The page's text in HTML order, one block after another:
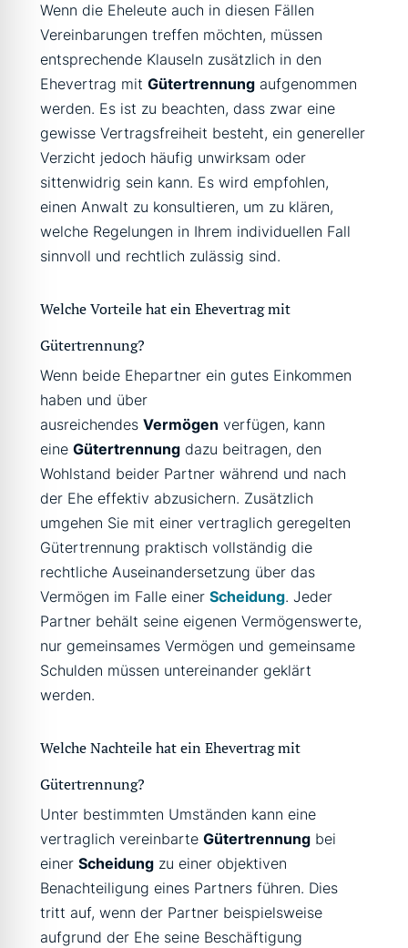
Wenn die Eheleute auch in diesen Fällen
Vereinbarungen treffen möchten, müssen
entsprechende Klauseln zusätzlich in den
Ehevertrag mitGütertrennung aufgenommen
werden. Es ist zu beachten, dass zwar eine
gewisse Vertragsfreiheit besteht, ein genereller
Verzicht jedoch häufig unwirksam oder
sittenwidrig sein kann. Es wird empfohlen,
einen Anwalt zu konsultieren, um zu klären,
welche Regelungen in Ihrem individuellen Fall
sinnvoll und rechtlich zulässig sind.
Welche Vorteile hat ein Ehevertrag mit
Gütertrennung?
Wenn beide Ehepartner ein gutes Einkommen
haben und über
ausreichendesVermögen verfügen, kann
eineGütertrennung dazu beitragen, den
Wohlstand beider Partner während und nach
der Ehe effektiv abzusichern. Zusätzlich
umgehen Sie mit einer vertraglich geregelten
Gütertrennung praktisch vollständig die
rechtliche Auseinandersetzung über das
Vermögen im Falle einerScheidung. Jeder
Partner behält seine eigenen Vermögenswerte,
nur gemeinsames Vermögen und gemeinsame
Schulden müssen untereinander geklärt
werden.
Welche Nachteile hat ein Ehevertrag mit
Gütertrennung?
Unter bestimmten Umständen kann eine
vertraglich vereinbarteGütertrennung bei
einerScheidung zu einer objektiven
Benachteiligung eines Partners führen. Dies
tritt auf, wenn der Partner beispielsweise
aufgrund der Ehe seine Beschäftigung